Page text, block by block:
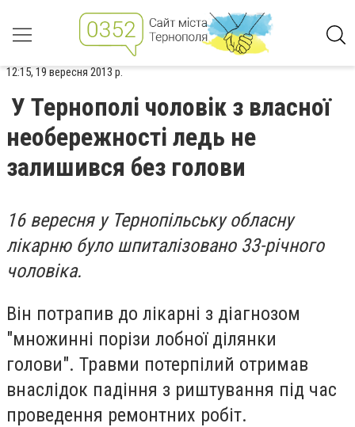
12:15, 19 вересня 2013 р.
У Тернополі чоловік з власної
необережності ледь не
залишився без голови
16 вересня у Тернопільську обласну
лікарню було шпиталізовано 33-річного
чоловіка.
Він потрапив до лікарні з діагнозом
"множинні порізи лобної ділянки
голови". Травми потерпілий отримав
внаслідок падіння з риштування під час
проведення ремонтних робіт.